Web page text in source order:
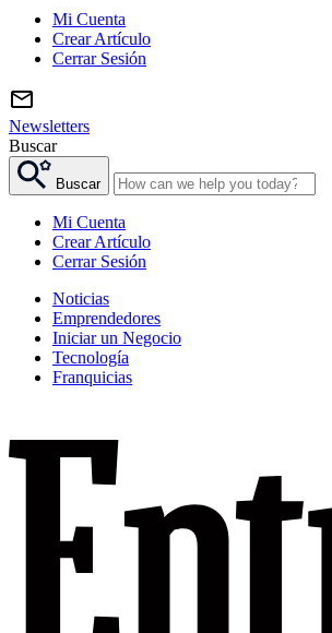
Mi Cuenta
Crear Artículo
Cerrar Sesión
Newsletters
Buscar
Buscar
Mi Cuenta
Crear Artículo
Cerrar Sesión
Noticias
Emprendedores
Iniciar un Negocio
Tecnología
Franquicias